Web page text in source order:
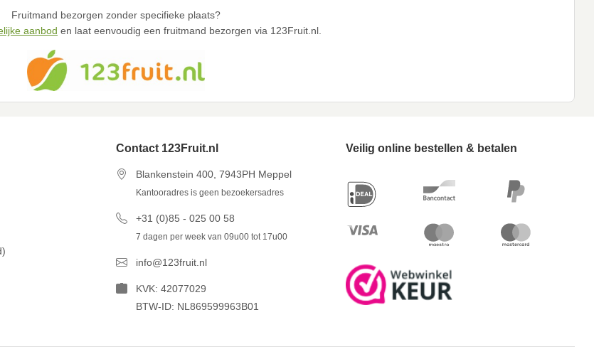
Fruitmand bezorgen zonder specifieke plaats?
aanbod en laat eenvoudig een fruitmand bezorgen via 123Fruit.nl.
Contact 123Fruit.nl
Blankenstein 400, 7943PH Meppel
Kantooradres is geen bezoekersadres
+31 (0)85 - 025 00 58
7 dagen per week van 09u00 tot 17u00
info@123fruit.nl
KVK: 42077029
BTW-ID: NL869599963B01
Veilig online bestellen & betalen